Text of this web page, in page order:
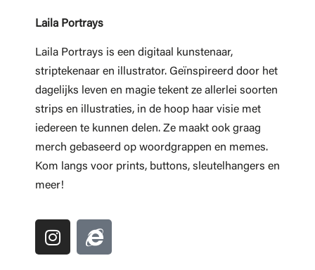
Laila Portrays
Laila Portrays is een digitaal kunstenaar,
striptekenaar en illustrator. Geïnspireerd door het
dagelijks leven en magie tekent ze allerlei soorten
strips en illustraties, in de hoop haar visie met
iedereen te kunnen delen. Ze maakt ook graag
merch gebaseerd op woordgrappen en memes.
Kom langs voor prints, buttons, sleutelhangers en
meer!